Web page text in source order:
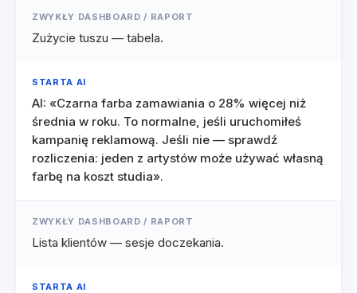
ZWYKŁY DASHBOARD / RAPORT
Zużycie tuszu — tabela.
STARTA AI
AI: «Czarna farba zamawiania o 28% więcej niż
średnia w roku. To normalne, jeśli uruchomiłeś
kampanię reklamową. Jeśli nie — sprawdź
rozliczenia: jeden z artystów może używać własną
farbę na koszt studia».
ZWYKŁY DASHBOARD / RAPORT
Lista klientów — sesje doczekania.
STARTA AI